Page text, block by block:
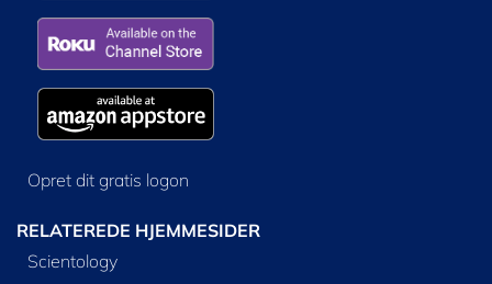
Opret dit gratis logon
RELATEREDE HJEMMESIDER
Scientology